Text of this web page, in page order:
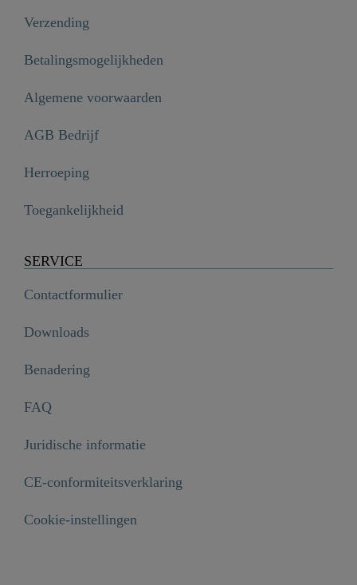
Verzending
Betalingsmogelijkheden
Algemene voorwaarden
AGB Bedrijf
Herroeping
Toegankelijkheid
SERVICE
Contactformulier
Downloads
Benadering
FAQ
Juridische informatie
CE-conformiteitsverklaring
Cookie-instellingen